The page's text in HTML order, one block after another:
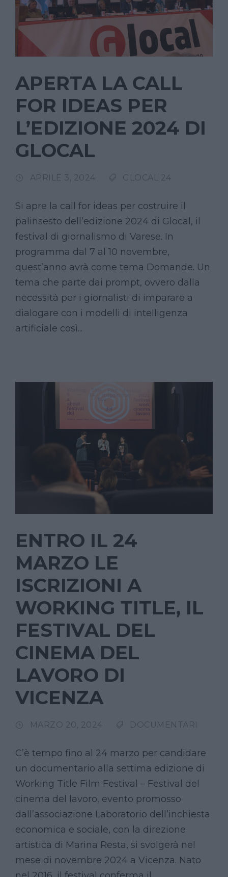
APERTA LA CALL
FOR IDEAS PER
L’EDIZIONE 2024 DI
GLOCAL
APRILE 3, 2024 GLOCAL 24
Si apre la call for ideas per costruire il
palinsesto dell’edizione 2024 di Glocal, il
festival di giornalismo di Varese. In
programma dal 7 al 10 novembre,
quest’anno avrà come tema Domande. Un
tema che parte dai prompt, ovvero dalla
necessità per i giornalisti di imparare a
dialogare con i modelli di intelligenza
artificiale così...
ENTRO IL 24
MARZO LE
ISCRIZIONI A
WORKING TITLE, IL
FESTIVAL DEL
CINEMA DEL
LAVORO DI
VICENZA
MARZO 20, 2024 DOCUMENTARI
C’è tempo fino al 24 marzo per candidare
un documentario alla settima edizione di
Working Title Film Festival – Festival del
cinema del lavoro, evento promosso
dall’associazione Laboratorio dell’inchiesta
economica e sociale, con la direzione
artistica di Marina Resta, si svolgerà nel
mese di novembre 2024 a Vicenza. Nato